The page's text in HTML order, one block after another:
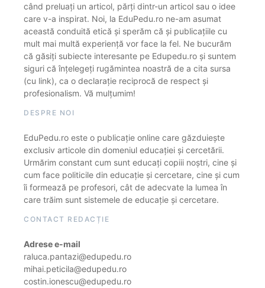
când preluați un articol, părți dintr-un articol sau o idee
care v-a inspirat. Noi, la EduPedu.ro ne-am asumat
această conduită etică și sperăm că și publicațiile cu
mult mai multă experiență vor face la fel. Ne bucurăm
că găsiți subiecte interesante pe Edupedu.ro și suntem
siguri că înțelegeți rugămintea noastră de a cita sursa
(cu link), ca o declarație reciprocă de respect și
profesionalism. Vă mulțumim!
DESPRE NOI
EduPedu.ro este o publicație online care găzduiește
exclusiv articole din domeniul educației și cercetării.
Urmărim constant cum sunt educați copiii noștri, cine și
cum face politicile din educație și cercetare, cine și cum
îi formează pe profesori, cât de adecvate la lumea în
care trăim sunt sistemele de educație și cercetare.
CONTACT REDACȚIE
Adrese e-mail
raluca.pantazi@edupedu.ro
mihai.peticila@edupedu.ro
costin.ionescu@edupedu.ro